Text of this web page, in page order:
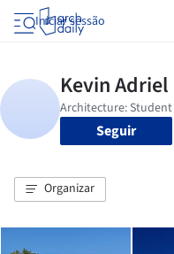
Iniciar sessão
Seguir
Organizar